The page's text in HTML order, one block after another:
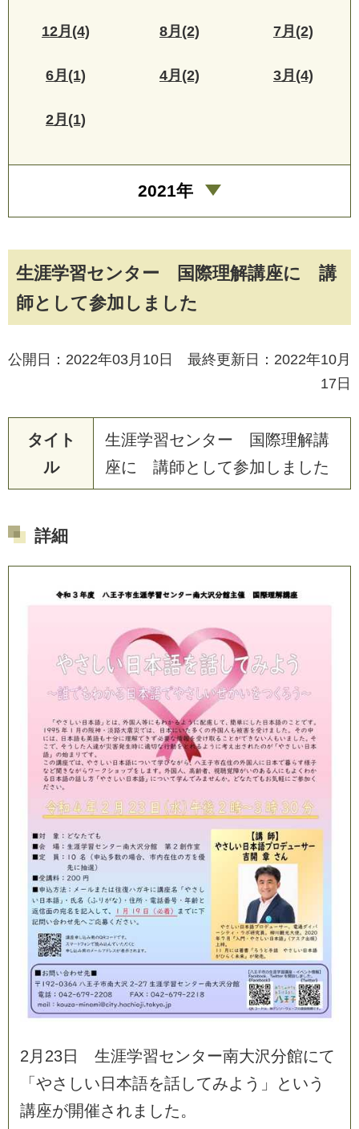
生涯学習センター 国際理解講座に 講
師として参加しました
公開日：2022年03月10日 最終更新日：2022年10月
17日
タイト
ル
生涯学習センター 国 際理解講
座に 講師と して参加 し ま した
詳細
2 月 23日 生涯学習センター南大沢分館にて
「 やさ しい 日 本語を話してみよ う 」 と いう
講座が開催さ れま した。
12月(4) 8月(2) 7月(2)
6月(1) 4月(2) 3月(4)
2月(1)
2021年